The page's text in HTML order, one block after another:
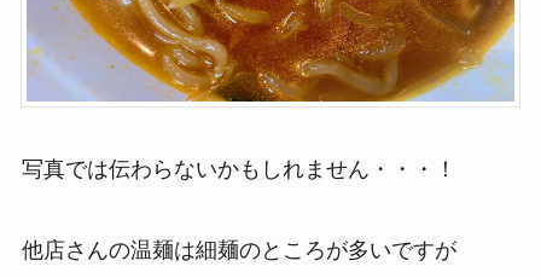
写真では伝わらないかもしれません・・・！
他店さんの温麺は細麺のところが多いですが